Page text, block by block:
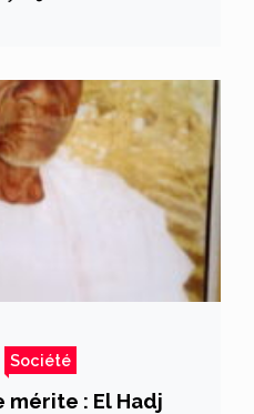
Société
mérite : El Hadj